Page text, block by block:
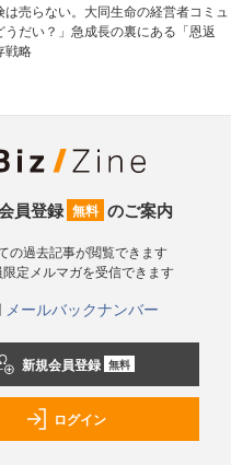
は売らない。大同生命の経営者コミュ
うだい？」急成長の裏にある「恩返
戦略
員登録 無料 のご案内
の過去記事が閲覧できます
限定メルマガを受信できます
メールバックナンバー
新規会員登録 無料
ログイン